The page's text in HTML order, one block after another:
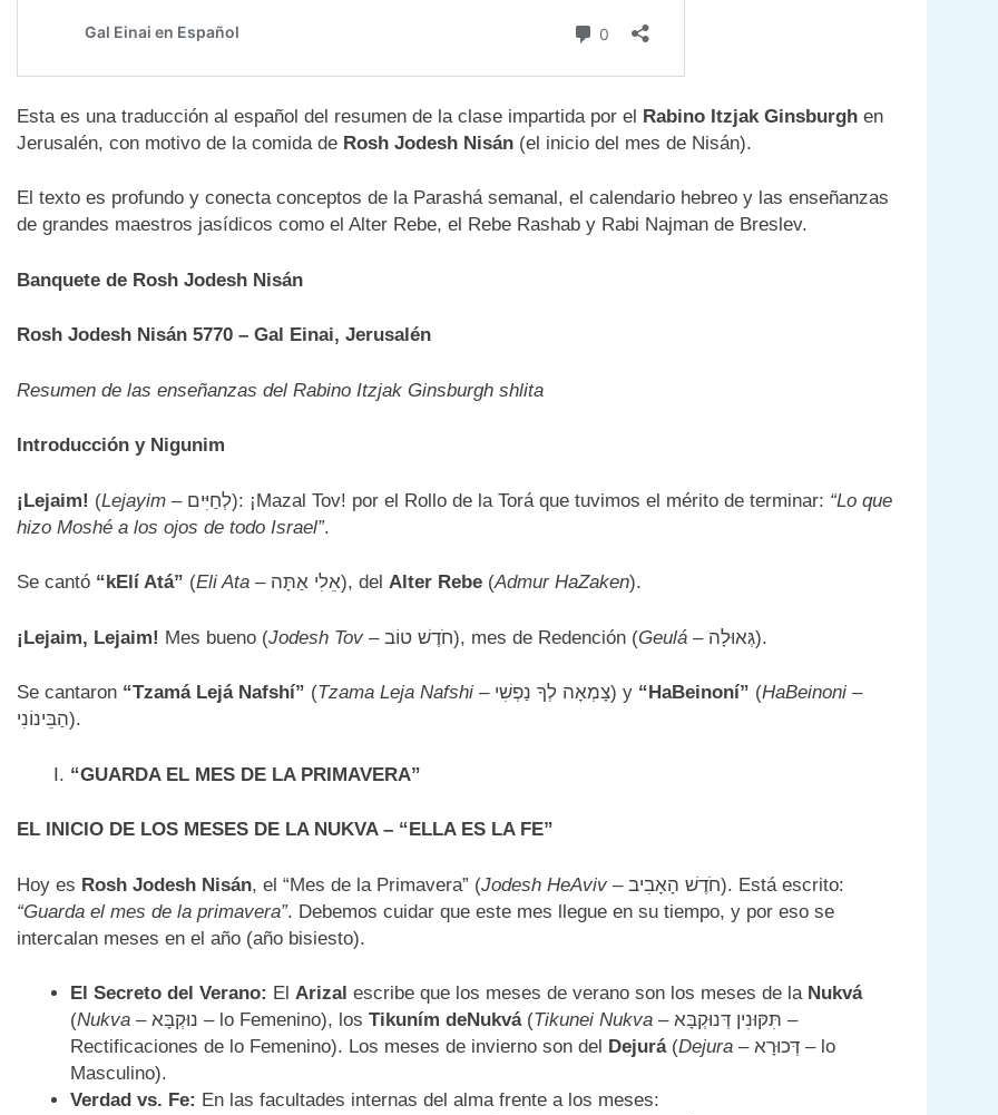
Esta es una traducción al español del resumen de la clase impartida por el Rabino Itzjak Ginsburghen
Jerusalén, con motivo de la comida de Rosh Jodesh Nisán(el inicio del mes de Nisán).
El texto es profundo y conecta conceptos de la Parashá semanal, el calendario hebreo y las enseñanzas
de grandes maestros jasídicos como el Alter Rebe, el Rebe Rashab y Rabi Najman de Breslev.
Banquete de Rosh Jodesh Nisán
Rosh Jodesh Nisán 5770 – Gal Einai, Jerusalén
Resumen de las enseñanzas del Rabino Itzjak Ginsburgh shlita
Introducción y Nigunim
¡Lejaim! (Lejayim – לְחַיִּים): ¡Mazal Tov! por el Rollo de la Torá que tuvimos el mérito de terminar: “Lo que
hizo Moshé a los ojos de todo Israel”.
Se cantó “kElí Atá” (Eli Ata – אֵלִי אַתָּה), del Alter Rebe(Admur HaZaken).
¡Lejaim, Lejaim! Mes bueno (Jodesh Tov – חֹדֶשׁ טוֹב), mes de Redención (Geulá – גְּאוּלָה).
Se cantaron “Tzamá Lejá Nafshí” (Tzama Leja Nafshi – צָמְאָה לְךָ נַפְשִׁי) y “HaBeinoní” (HaBeinoni–
הַבֵּינוֹנִי).
“GUARDA EL MES DE LA PRIMAVERA”
EL INICIO DE LOS MESES DE LA NUKVA – “ELLA ES LA FE”
Hoy es Rosh Jodesh Nisán, el “Mes de la Primavera” (Jodesh HeAviv
– חֹדֶשׁ הָאָבִיב). Está escrito:
“Guarda el mes de la primavera”. Debemos cuidar que este mes llegue en su tiempo, y por eso se
intercalan meses en el año (año bisiesto).
El Secreto del Verano: ElArizal escribe que los meses de verano son los meses de la Nukvá
(Nukva – נוּקְבָּא – lo Femenino), losTikuním deNukvá(Tikunei Nukva – תִּקּוּנִין דְּנוּקְבָּא –
Rectificaciones de lo Femenino). Los meses de invierno son del Dejurá(Dejura – דְּכוּרָא – lo
Masculino).
Verdad vs. Fe: En las facultades internas del alma frente a los meses: